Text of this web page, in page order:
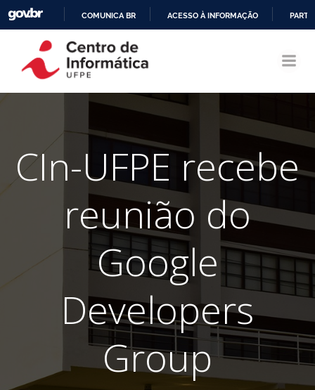
CONTEÚDO
COMUNICA BR ACESSO À INFORMAÇÃO
CIn-UFPE recebe
reunião do
Google
Developers
Group